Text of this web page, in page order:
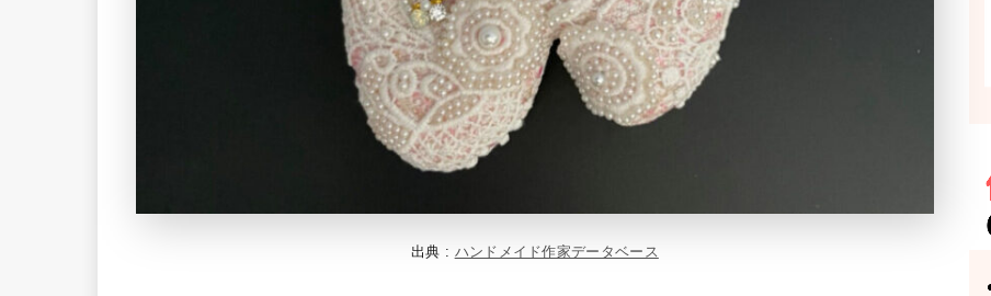
出典 : ハンドメイド作家データベース